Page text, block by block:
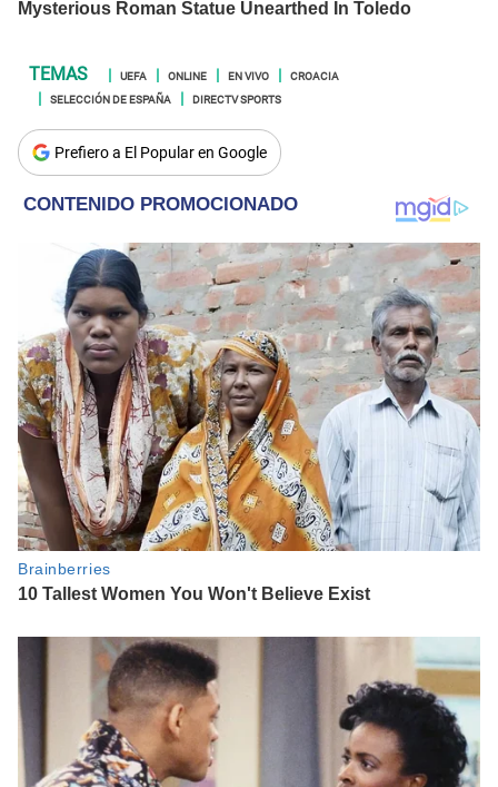
UEFA ONLINE EN VIVO
CROACIA
SELECCIÓN DE ESPAÑA
DIRECTV SPORTS
Prefiero a El Popular en Google